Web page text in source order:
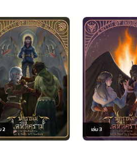
ราชิ
คงอ
สิ่งใ
เรื่องนี้เป็นนิยายฉบับรีไร
2 เล่ม3